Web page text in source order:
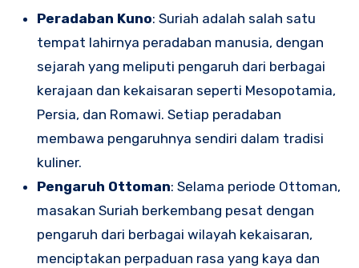
Peradaban Kuno: Suriah adalah salah satu
tempat lahirnya peradaban manusia, dengan
sejarah yang meliputi pengaruh dari berbagai
kerajaan dan kekaisaran seperti Mesopotamia,
Persia, dan Romawi. Setiap peradaban
membawa pengaruhnya sendiri dalam tradisi
kuliner.
Pengaruh Ottoman: Selama periode Ottoman,
masakan Suriah berkembang pesat dengan
pengaruh dari berbagai wilayah kekaisaran,
menciptakan perpaduan rasa yang kaya dan